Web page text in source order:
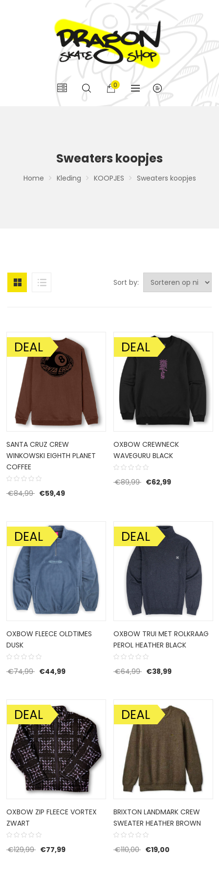
0
Sweaters koopjes
Home Kleding KOOPJES Sweaters koopjes
Sort by:
AANBIEDING!
DEAL
SANTA CRUZ CREW
WINKOWSKI EIGHTH PLANET
COFFEE
€84,99 Oorspronkelijke prijs was: €84,99.
€59,49Huidige prijs is: €59,49.
AANBIEDING!
DEAL
OXBOW CREWNECK
WAVEGURU BLACK
€89,99 Oorspronkelijke prijs
€62,99Huidige prijs
AANBIEDING!
DEAL
OXBOW FLEECE OLDTIMES
DUSK
€74,99 Oorspronkelijke prijs was: €74,99.
€44,99Huidige prijs is: €44,99.
AANBIEDING!
DEAL
OXBOW TRUI MET ROLKRAAG
PEROL HEATHER BLACK
€64,99 Oorspronkelijke prijs
€38,99Huidige prijs
AANBIEDING!
DEAL
OXBOW ZIP FLEECE VORTEX
ZWART
€129,99 Oorspronkelijke prijs was: €129,99.
€77,99Huidige prijs is: €77,99.
AANBIEDING!
DEAL
BRIXTON LANDMARK CREW
SWEATER HEATHER BROWN
€110,00 Oorspronkelijke prijs
€19,00Huidige prijs